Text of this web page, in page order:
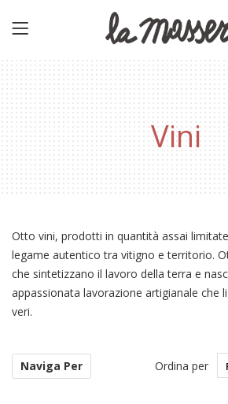
Vini
Otto vini, prodotti in quantità assai
legame autentico tra vitigno e territorio.
che sintetizzano il lavoro della terra e
appassionata lavorazione artigianale che
veri.
Ordina per
Naviga Per